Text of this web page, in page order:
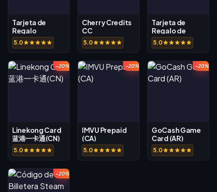
Tarjeta de
Regalo
NetEase Pay
(USD)
5.0
Cherry Credits
CC
5.0
Tarjeta de
Regalo de
Valorant (EE.
UU.)
5.0
-20%
Linekong Card
蓝港一卡通(CN)
5.0
-20%
IMVU Prepaid
(CA)
5.0
-20%
GoCash Game
Card (AR)
5.0
-20%